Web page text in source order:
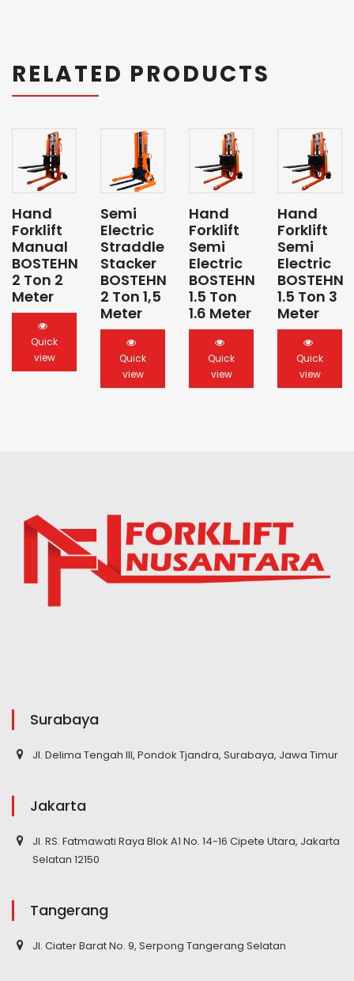
RELATED PRODUCTS
Hand
Forklift
Manual
BOSTEHN
2 Ton 2
Meter
Quick
view
Semi
Electric
Straddle
Stacker
BOSTEHN
2 Ton 1,5
Meter
Quick
view
Hand
Forklift
Semi
Electric
BOSTEHN
1.5 Ton
1.6 Meter
Quick
view
Hand
Forklift
Semi
Electric
BOSTEHN
1.5 Ton 3
Meter
Quick
view
Surabaya
Jl. Delima Tengah III, Pondok Tjandra, Surabaya, Jawa Timur
Jakarta
Jl. RS. Fatmawati Raya Blok A1 No. 14-16 Cipete Utara, Jakarta
Selatan 12150
Tangerang
Jl. Ciater Barat No. 9, Serpong Tangerang Selatan